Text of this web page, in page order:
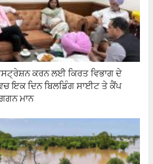
ਕਰਨ ਲਈ ਕਿਰਤ ਵਿਭਾਗ ਦੇ
ਇਕ ਦਿਨ ਬਿਲਡਿੰਗ ਸਾਈਟ ਤੇ ਕੈਂਪ
ਮਾਨ